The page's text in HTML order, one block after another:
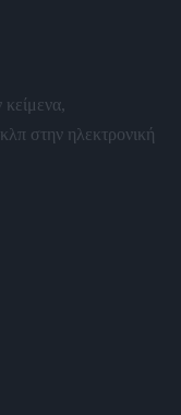
στην ηλεκτρονική